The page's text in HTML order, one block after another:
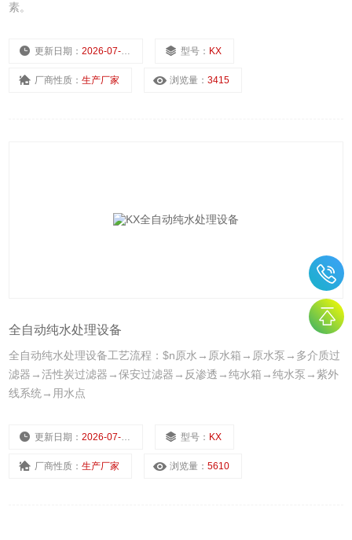
素。
更新日期：2026-07-08 型号： KX
厂商性质：生产厂家 浏览量：3415
全自动纯水处理设备
全自动纯水处理设备工艺流程：$n原水→原水箱→原水泵→多介质过
滤器→活性炭过滤器→保安过滤器→反渗透→纯水箱→纯水泵→紫外
线系统→用水点
更新日期：2026-07-08 型号： KX
厂商性质：生产厂家 浏览量：5610